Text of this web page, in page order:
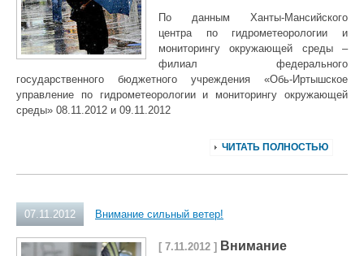
По данным Ханты-Мансийского
центра по гидрометеорологии и
мониторингу окружающей среды –
филиал федерального
государственного бюджетного учреждения «Обь-Иртышское
управление по гидрометеорологии и мониторингу окружающей
среды» 08.11.2012 и 09.11.2012
ЧИТАТЬ ПОЛНОСТЬЮ
07.11.2012 Внимание сильный ветер!
[ 7.11.2012 ] Внимание